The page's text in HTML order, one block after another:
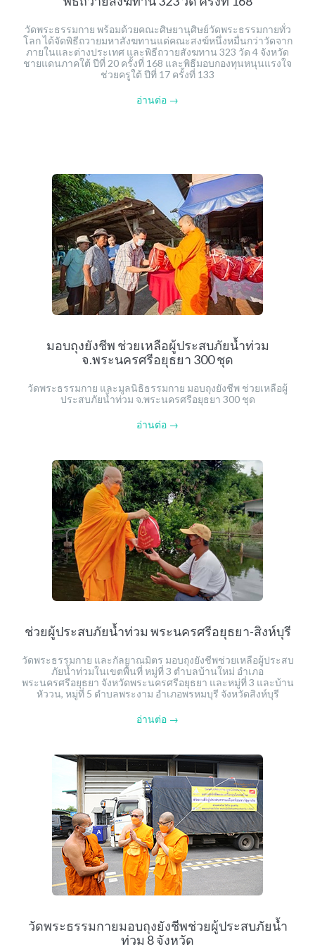
วัดพระธรรมกาย พร้อมด้วยคณะศิษยานุศิษย์วัดพระธรรมกายทั่ว
โลก ได้จัดพิธีถวายมหาสังฆทานแด่คณะสงฆ์หนึ่งหมื่นกว่าวัดจาก
ภายในและต่างประเทศ และพิธีถวายสังฆทาน 323 วัด 4 จังหวัด
ชายแดนภาคใต้ ปีที่ 20 ครั้งที่ 168 และพิธีมอบกองทุนหนุนแรงใจ
ช่วยครูใต้ ปีที่ 17 ครั้งที่ 133
อ่านต่อ →
มอบถุงยังชีพ ช่วยเหลือผู้ประสบภัยน้ำท่วม
จ.พระนครศรีอยุธยา 300 ชุด
วัดพระธรรมกาย และมูลนิธิธรรมกาย มอบถุงยังชีพ ช่วยเหลือผู้
ประสบภัยน้ำท่วม จ.พระนครศรีอยุธยา 300 ชุด
อ่านต่อ →
ช่วยผู้ประสบภัยน้ำท่วม พระนครศรีอยุธยา-สิงห์บุรี
วัดพระธรรมกาย และกัลยาณมิตร มอบถุงยังชีพช่วยเหลือผู้ประสบ
ภัยน้ำท่วมในเขตพื้นที่ หมู่ที่ 3 ตำบลบ้านใหม่ อำเภอ
พระนครศรีอยุธยา จังหวัดพระนครศรีอยุธยา และหมู่ที่ 3 และบ้าน
หัววน, หมู่ที่ 5 ตำบลพระงาม อำเภอพรหมบุรี จังหวัดสิงห์บุรี
อ่านต่อ →
วัดพระธรรมกายมอบถุงยังชีพช่วยผู้ประสบภัยน้ำ
ท่วม 8 จังหวัด